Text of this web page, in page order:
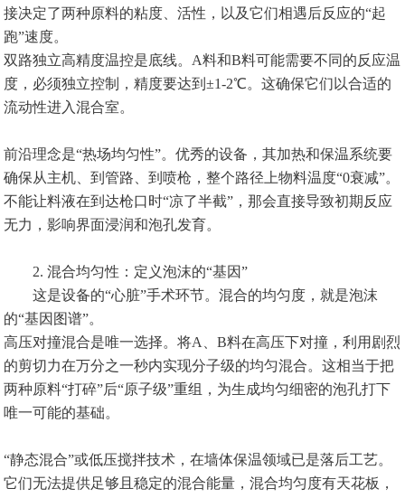
接决定了两种原料的粘度、活性，以及它们相遇后反应的“起
跑”速度。
双路独立高精度温控是底线。A料和B料可能需要不同的反应温
度，必须独立控制，精度要达到±1-2℃。这确保它们以合适的
流动性进入混合室。
前沿理念是“热场均匀性”。优秀的设备，其加热和保温系统要
确保从主机、到管路、到喷枪，整个路径上物料温度“0衰减”。
不能让料液在到达枪口时“凉了半截”，那会直接导致初期反应
无力，影响界面浸润和泡孔发育。
2. 混合均匀性：定义泡沫的“基因”
这是设备的“心脏”手术环节。混合的均匀度，就是泡沫
的“基因图谱”。
高压对撞混合是唯一选择。将A、B料在高压下对撞，利用剧烈
的剪切力在万分之一秒内实现分子级的均匀混合。这相当于把
两种原料“打碎”后“原子级”重组，为生成均匀细密的泡孔打下
唯一可能的基础。
“静态混合”或低压搅拌技术，在墙体保温领域已是落后工艺。
它们无法提供足够且稳定的混合能量，混合均匀度有天花板，